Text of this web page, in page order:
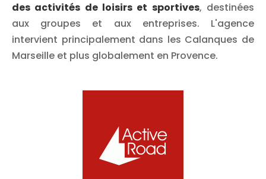
des activités de loisirs et sportives, destinées
aux groupes et aux entreprises. L'agence
intervient principalement dans les Calanques de
Marseille et plus globalement en Provence.